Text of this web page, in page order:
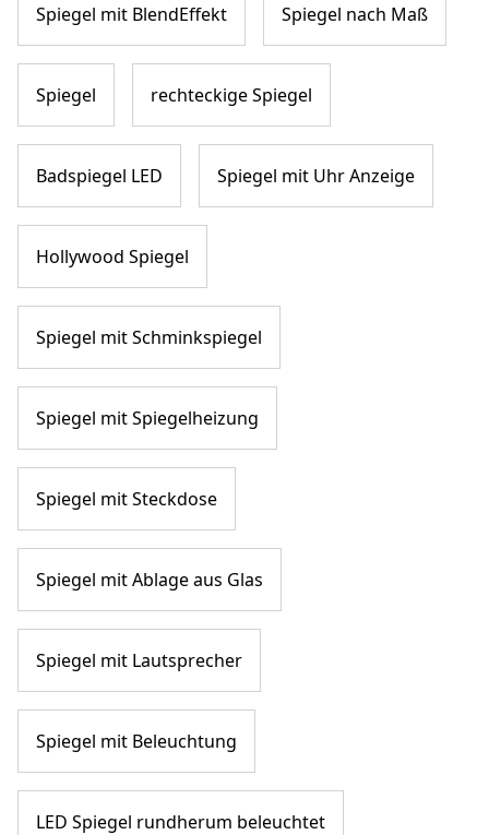
Spiegel mit BlendEffekt Spiegel nach Maß
Spiegel rechteckige Spiegel
Badspiegel LED Spiegel mit Uhr Anzeige
Hollywood Spiegel
Spiegel mit Schminkspiegel
Spiegel mit Spiegelheizung
Spiegel mit Steckdose
Spiegel mit Ablage aus Glas
Spiegel mit Lautsprecher
Spiegel mit Beleuchtung
LED Spiegel rundherum beleuchtet